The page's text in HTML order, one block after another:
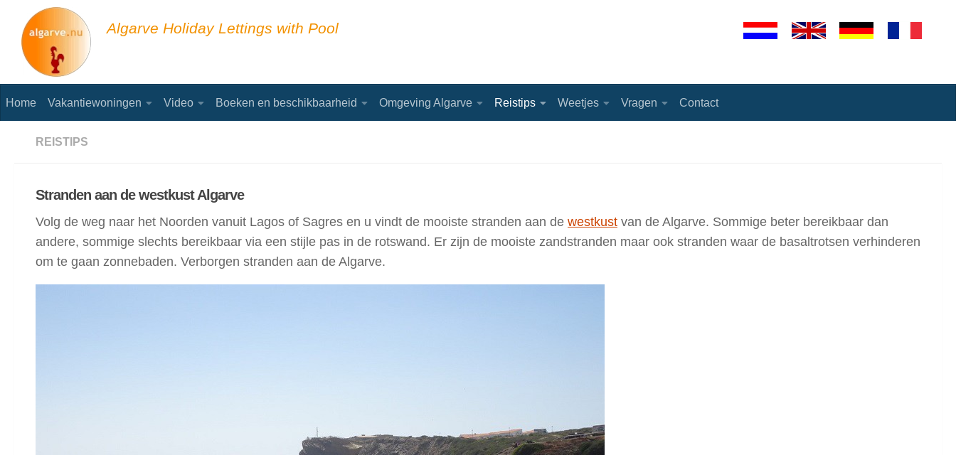
Skip to content
Algarve Holiday Lettings with Pool
Home Vakantiewoningen Video Boeken en beschikbaarheid Omgeving Algarve Reistips Weetjes Vragen Contact
REISTIPS
Stranden aan de westkust Algarve
Volg de weg naar het Noorden vanuit Lagos of Sagres en u vindt de mooiste stranden aan de westkust van de Algarve. Sommige beter bereikbaar dan
andere, sommige slechts bereikbaar via een stijle pas in de rotswand. Er zijn de mooiste zandstranden maar ook stranden waar de basaltrotsen verhinderen
om te gaan zonnebaden. Verborgen stranden aan de Algarve.